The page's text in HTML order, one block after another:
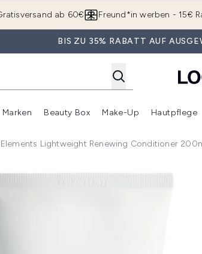
ab 60€ Freund*in werben - 15€
BIS ZU 35% RABATT AUF
Untermenü Anmelden (SALE) Untermenü Anmelden (Geschenke)
Marken
Untermenü Anmelden (Marken)
Beauty Box Make-Up Hautpflege
Lightweight Renewing Conditioner
Care Elements Lightweight